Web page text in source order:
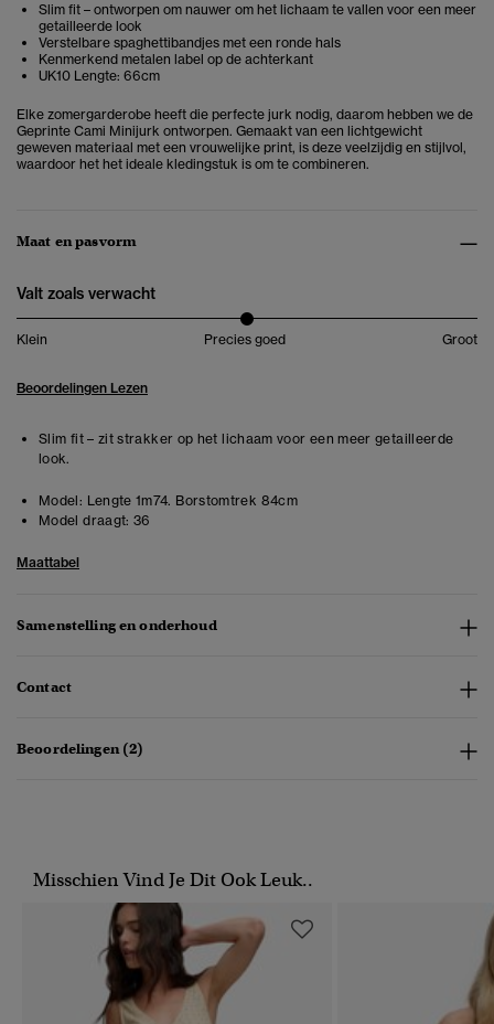
Slim fit – ontworpen om nauwer om het lichaam te vallen voor een meer
getailleerde look
Verstelbare spaghettibandjes met een ronde hals
Kenmerkend metalen label op de achterkant
UK10 Lengte: 66cm
Elke zomergarderobe heeft die perfecte jurk nodig, daarom hebben we de
Geprinte Cami Minijurk ontworpen. Gemaakt van een lichtgewicht
geweven materiaal met een vrouwelijke print, is deze veelzijdig en stijlvol,
waardoor het het ideale kledingstuk is om te combineren.
Maat en pasvorm
Valt zoals verwacht
Klein Precies goed Groot
Beoordelingen Lezen
Slim fit – zit strakker op het lichaam voor een meer getailleerde
look.
Model: Lengte 1m74. Borstomtrek 84cm
Model draagt: 36
Maattabel
Samenstelling en onderhoud
Contact
Beoordelingen (2)
Misschien Vind Je Dit Ook Leuk..